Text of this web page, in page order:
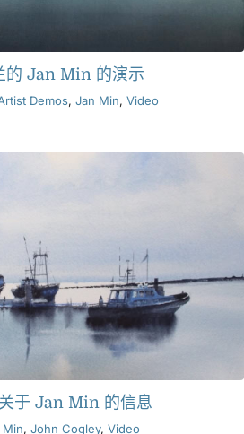
的 Jan Min 的演示
Demos, Jan Min, Video
关于 Jan Min 的信息
Min, John Cogley, Video